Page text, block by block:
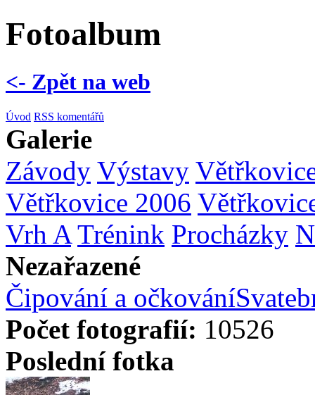
Fotoalbum
<- Zpět na web
Úvod RSS komentářů
Galerie
Závody Výstavy
Větřkovice 2006
Vrh A Trénink Procházky
Nezařazené
Čipování a očkování
Počet fotografií: 10526
Poslední fotka